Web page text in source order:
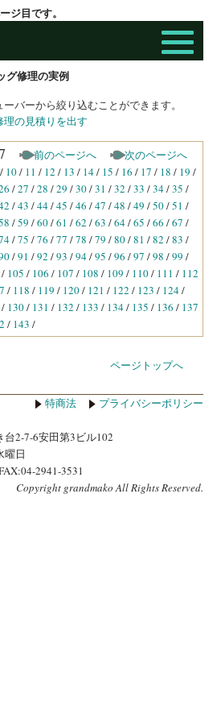
ジ目です。
グ修理の実例
バーから絞り込むことができます。
理の見積りを出す
前のページへ
次のページへ
/ 10/ 11 / 12 / 13 / 14/ 15 / 16 / 17 / 18 / 19 /
/27 /28 /29 /30/31 /32 /33 /34/35 /
/43 /44/45 /46 /47 /48 /49 /50/51 /
/59 /60/61 /62 /63 /64/65 /66 /67 /
/75 /76 /77 /78 /79 /80/81 /82 /83 /
/91 /92 /93 /94/95 /96 /97 /98 /99 /
/ 105 / 106 / 107 / 108 / 109 / 110/ 111 / 112
/ 118 / 119 / 120/ 121 / 122 / 123 / 124/
/ 130/ 131 / 132 / 133 / 134/ 135 / 136 / 137
/ 143 /
ページトップへ
プライバシーポリシー
特商法
2-7-6安田第3ビル102
曜日
2941-3531
Copyright grandmako All Rights Reserved.